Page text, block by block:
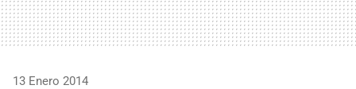
13 Enero 2014